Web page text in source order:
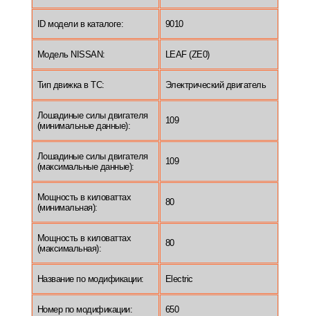
ID модели в каталоге: 9010
Модель NISSAN: LEAF (ZE0)
Тип движка в ТС: Электрический двигатель
Лошадиные силы двигателя
(минимальные данные):
109
Лошадиные силы двигателя
(максимальные данные):
109
Мощность в киловаттах
(минимальная):
80
Мощность в киловаттах
(максимальная):
80
Название по модификации: Electric
Номер по модификации: 650